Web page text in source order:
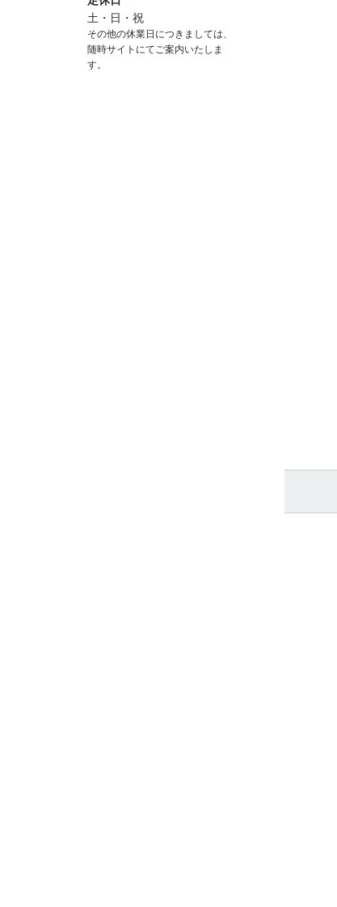
土・日・祝
その他の休業日につきましては、
随時サイトにてご案内いたしま
す。